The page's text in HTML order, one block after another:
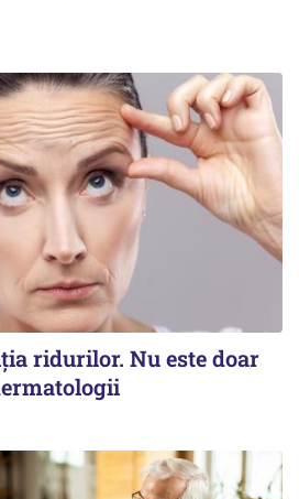
ridurilor. Nu este doar